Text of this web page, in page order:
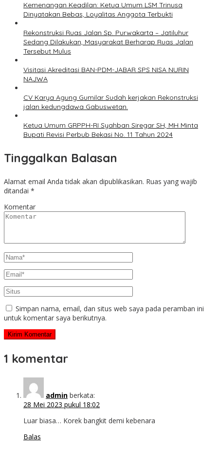
Kemenangan Keadilan: Ketua Umum LSM Trinusa
Dinyatakan Bebas, Loyalitas Anggota Terbukti
Rekonstruksi Ruas Jalan Sp. Purwakarta – Jatiluhur
Sedang Dilakukan, Masyarakat Berharap Ruas Jalan
Tersebut Mulus
Visitasi Akreditasi BAN-PDM-JABAR SPS NISA NURIN
NAJWA
CV Karya Agung Gumilar Sudah kerjakan Rekonstruksi
jalan kedungdawa Gabuswetan.
Ketua Umum GRPPH-RI Syahban Siregar SH, MH Minta
Bupati Revisi Perbub Bekasi No. 11 Tahun 2024
Tinggalkan Balasan
Alamat email Anda tidak akan dipublikasikan. Ruas yang wajib
ditandai *
Komentar
Simpan nama, email, dan situs web saya pada peramban ini
untuk komentar saya berikutnya.
1 komentar
admin berkata:
28 Mei 2023 pukul 18:02
Luar biasa… Korek bangkit demi kebenara
Balas